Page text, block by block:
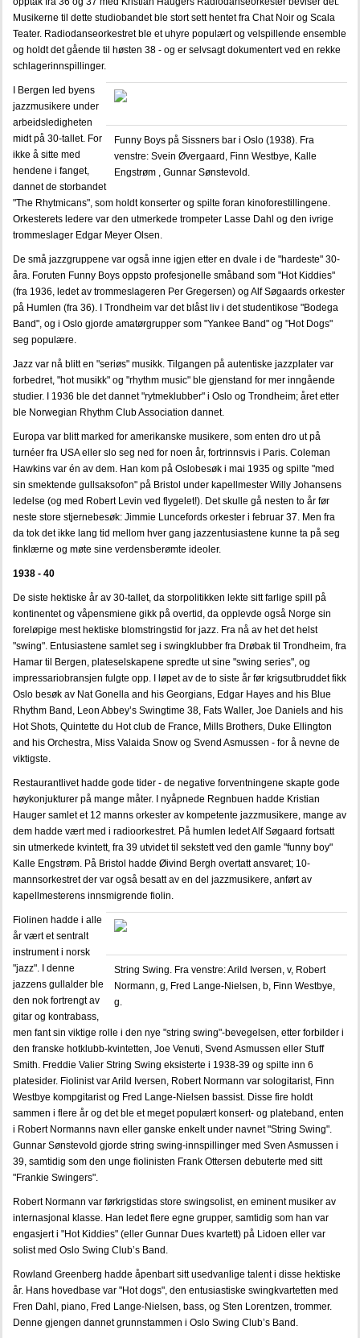
Musikerne til dette studiobandet ble stort sett hentet fra Chat Noir og Scala
Teater. Radiodanseorkestret ble et uhyre populært og velspillende ensemble
og holdt det gående til høsten 38 - og er selvsagt dokumentert ved en rekke
schlagerinnspillinger.
Funny Boys på Sissners bar i Oslo (1938). Fra
venstre: Svein Øvergaard, Finn Westbye, Kalle
Engstrøm , Gunnar Sønstevold.
I Bergen led byens
jazzmusikere under
arbeidsledigheten
midt på 30-tallet. For
ikke å sitte med
hendene i fanget,
dannet de storbandet
"The Rhytmicans", som holdt konserter og spilte foran kinoforestillingene.
Orkesterets ledere var den utmerkede trompeter Lasse Dahl og den ivrige
trommeslager Edgar Meyer Olsen.
De små jazzgruppene var også inne igjen etter en dvale i de "hardeste" 30-
åra. Foruten Funny Boys oppsto profesjonelle småband som "Hot Kiddies"
(fra 1936, ledet av trommeslageren Per Gregersen) og Alf Søgaards orkester
på Humlen (fra 36). I Trondheim var det blåst liv i det studentikose "Bodega
Band", og i Oslo gjorde amatørgrupper som "Yankee Band" og "Hot Dogs"
seg populære.
Jazz var nå blitt en "seriøs" musikk. Tilgangen på autentiske jazzplater var
forbedret, "hot musikk" og "rhythm music" ble gjenstand for mer inngående
studier. I 1936 ble det dannet "rytmeklubber" i Oslo og Trondheim; året etter
ble Norwegian Rhythm Club Association dannet.
Europa var blitt marked for amerikanske musikere, som enten dro ut på
turnéer fra USA eller slo seg ned for noen år, fortrinnsvis i Paris. Coleman
Hawkins var én av dem. Han kom på Oslobesøk i mai 1935 og spilte "med
sin smektende gullsaksofon" på Bristol under kapellmester Willy Johansens
ledelse (og med Robert Levin ved flygelet!). Det skulle gå nesten to år før
neste store stjernebesøk: Jimmie Luncefords orkester i februar 37. Men fra
da tok det ikke lang tid mellom hver gang jazzentusiastene kunne ta på seg
finklærne og møte sine verdensberømte ideoler.
1938 - 40
De siste hektiske år av 30-tallet, da storpolitikken lekte sitt farlige spill på
kontinentet og våpensmiene gikk på overtid, da opplevde også Norge sin
foreløpige mest hektiske blomstringstid for jazz. Fra nå av het det helst
"swing". Entusiastene samlet seg i swingklubber fra Drøbak til Trondheim, fra
Hamar til Bergen, plateselskapene spredte ut sine "swing series", og
impressariobransjen fulgte opp. I løpet av de to siste år før krigsutbruddet fikk
Oslo besøk av Nat Gonella and his Georgians, Edgar Hayes and his Blue
Rhythm Band, Leon Abbey’s Swingtime 38, Fats Waller, Joe Daniels and his
Hot Shots, Quintette du Hot club de France, Mills Brothers, Duke Ellington
and his Orchestra, Miss Valaida Snow og Svend Asmussen - for å nevne de
viktigste.
Restaurantlivet hadde gode tider - de negative forventningene skapte gode
høykonjukturer på mange måter. I nyåpnede Regnbuen hadde Kristian
Hauger samlet et 12 manns orkester av kompetente jazzmusikere, mange av
dem hadde vært med i radioorkestret. På humlen ledet Alf Søgaard fortsatt
sin utmerkede kvintett, fra 39 utvidet til sekstett ved den gamle "funny boy"
Kalle Engstrøm. På Bristol hadde Øivind Bergh overtatt ansvaret; 10-
mannsorkestret der var også besatt av en del jazzmusikere, anført av
kapellmesterens innsmigrende fiolin.
String Swing. Fra venstre: Arild Iversen, v, Robert
Normann, g, Fred Lange-Nielsen, b, Finn Westbye,
g.
Fiolinen hadde i alle
år vært et sentralt
instrument i norsk
"jazz". I denne
jazzens gullalder ble
den nok fortrengt av
gitar og kontrabass,
men fant sin viktige rolle i den nye "string swing"-bevegelsen, etter forbilder i
den franske hotklubb-kvintetten, Joe Venuti, Svend Asmussen eller Stuff
Smith. Freddie Valier String Swing eksisterte i 1938-39 og spilte inn 6
platesider. Fiolinist var Arild Iversen, Robert Normann var sologitarist, Finn
Westbye kompgitarist og Fred Lange-Nielsen bassist. Disse fire holdt
sammen i flere år og det ble et meget populært konsert- og plateband, enten
i Robert Normanns navn eller ganske enkelt under navnet "String Swing".
Gunnar Sønstevold gjorde string swing-innspillinger med Sven Asmussen i
39, samtidig som den unge fiolinisten Frank Ottersen debuterte med sitt
"Frankie Swingers".
Robert Normann var førkrigstidas store swingsolist, en eminent musiker av
internasjonal klasse. Han ledet flere egne grupper, samtidig som han var
engasjert i "Hot Kiddies" (eller Gunnar Dues kvartett) på Lidoen eller var
solist med Oslo Swing Club’s Band.
Rowland Greenberg hadde åpenbart sitt usedvanlige talent i disse hektiske
år. Hans hovedbase var "Hot dogs", den entusiastiske swingkvartetten med
Fren Dahl, piano, Fred Lange-Nielsen, bass, og Sten Lorentzen, trommer.
Denne gjengen dannet grunnstammen i Oslo Swing Club’s Band.